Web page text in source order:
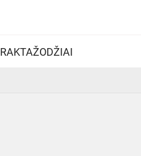
RAKTAŽODŽIAI